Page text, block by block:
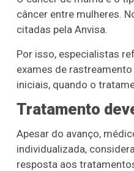
câncer entre mulheres.
citadas pela Anvisa.
Por isso, especialistas
exames de
iniciais, quando o
Tratamento
Apesar do avanço,
individualizada,
resposta aos